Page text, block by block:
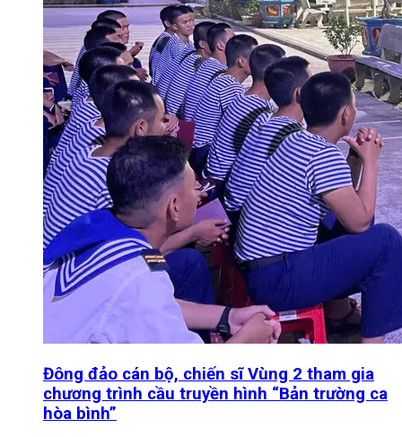
Đông đảo cán bộ, chiến sĩ Vùng 2 tham gia
chương trình cầu truyền hình “Bản trường ca
hòa bình”